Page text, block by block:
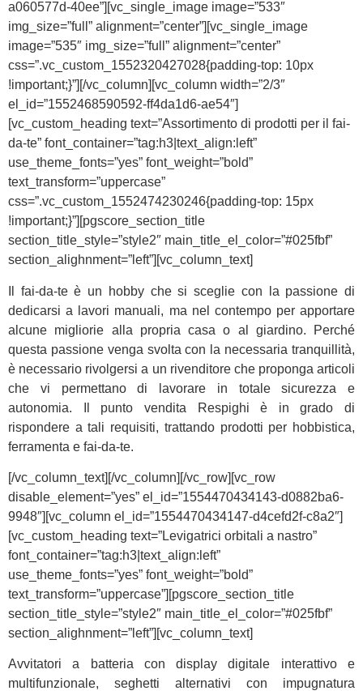
a060577d-40ee”][vc_single_image image=”533″
img_size=”full” alignment=”center”][vc_single_image
image=”535″ img_size=”full” alignment=”center”
css=”.vc_custom_1552320427028{padding-top: 10px
!important;}”][/vc_column][vc_column width=”2/3″
el_id=”1552468590592-ff4da1d6-ae54″]
[vc_custom_heading text=”Assortimento di prodotti per il fai-
da-te” font_container=”tag:h3|text_align:left”
use_theme_fonts=”yes” font_weight=”bold”
text_transform=”uppercase”
css=”.vc_custom_1552474230246{padding-top: 15px
!important;}”][pgscore_section_title
section_title_style=”style2″ main_title_el_color=”#025fbf”
section_alighnment=”left”][vc_column_text]
Il fai-da-te è un hobby che si sceglie con la passione di
dedicarsi a lavori manuali, ma nel contempo per apportare
alcune migliorie alla propria casa o al giardino. Perché
questa passione venga svolta con la necessaria tranquillità,
è necessario rivolgersi a un rivenditore che proponga articoli
che vi permettano di lavorare in totale sicurezza e
autonomia. Il punto vendita Respighi è in grado di
rispondere a tali requisiti, trattando prodotti per hobbistica,
ferramenta e fai-da-te.
[/vc_column_text][/vc_column][/vc_row][vc_row
disable_element=”yes” el_id=”1554470434143-d0882ba6-
9948″][vc_column el_id=”1554470434147-d4cefd2f-c8a2″]
[vc_custom_heading text=”Levigatrici orbitali a nastro”
font_container=”tag:h3|text_align:left”
use_theme_fonts=”yes” font_weight=”bold”
text_transform=”uppercase”][pgscore_section_title
section_title_style=”style2″ main_title_el_color=”#025fbf”
section_alighnment=”left”][vc_column_text]
Avvitatori a batteria con display digitale interattivo e
multifunzionale, seghetti alternativi con impugnatura